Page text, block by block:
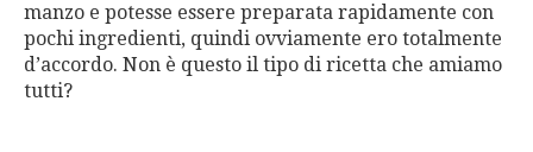
manzo e potesse essere preparata rapidamente con
pochi ingredienti, quindi ovviamente ero totalmente
d’accordo. Non è questo il tipo di ricetta che amiamo
tutti?